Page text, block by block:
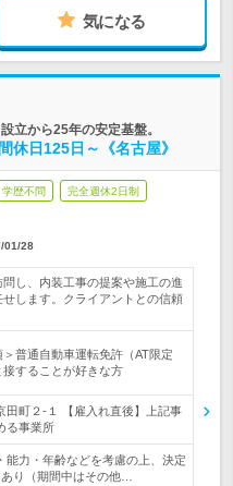
気になる
立から25年の安定基盤。
休日125日～《名古屋》
学歴不問 完全週休2日制
01/28
し、内装工事の提案や施工の進
します。クライアントとの信頼
普通自動車運転免許（AT限定
することが好きな方
町２-１ 【雇入れ直後】上記事
る事業所
力・年齢などを考慮の上、決定
り（期間中はその他…